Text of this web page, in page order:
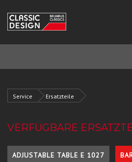
Service Ersatzteile
VERFÜGBARE
ADJUSTABLE TABLE E 1027